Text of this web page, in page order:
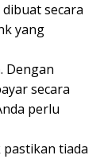
secara
yang
Dengan
secara
perlu
tiada